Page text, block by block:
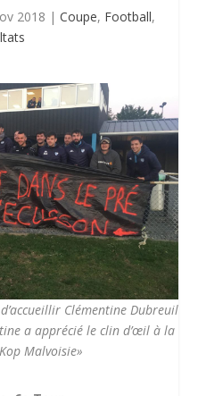
2018 | Coupe, Football,
Clémentine Dubreuil
a apprécié le clin d’œil à la
Malvoisie»